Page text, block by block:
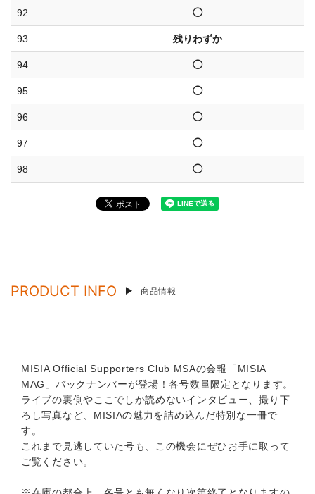
92 ◯
93 残りわずか
94 ◯
95 ◯
96 ◯
97 ◯
98 ◯
PRODUCT INFO 商品情報
MISIA Official Supporters Club MSAの会報「MISIA
MAG」バックナンバーが登場！各号数量限定となります。
ライブの裏側やここでしか読めないインタビュー、撮り下
ろし写真など、MISIAの魅力を詰め込んだ特別な一冊で
す。
これまで見逃していた号も、この機会にぜひお手に取って
ご覧ください。